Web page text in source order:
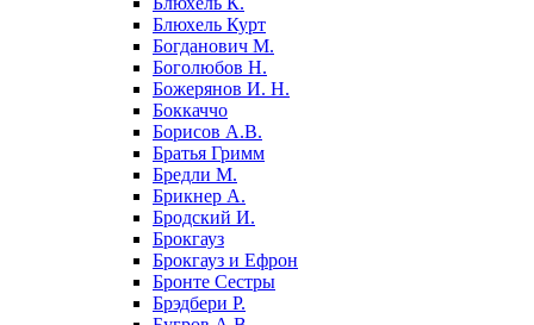
Блюхель Курт
Богданович М.
Боголюбов Н.
Божерянов И. Н.
Боккаччо
Борисов А.В.
Братья Гримм
Бредли М.
Брикнер А.
Бродский И.
Брокгауз
Брокгауз и Ефрон
Бронте Сестры
Брэдбери Р.